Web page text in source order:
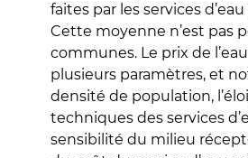
faites par les services
Cette moyenne n’est pas
communes. Le prix de
plusieurs paramètres, et
densité de population,
techniques des services
sensibilité du milieu